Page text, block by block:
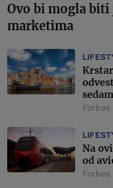
Ovo bi mogla biti
marketima
Forbes
Na
od
Forbes